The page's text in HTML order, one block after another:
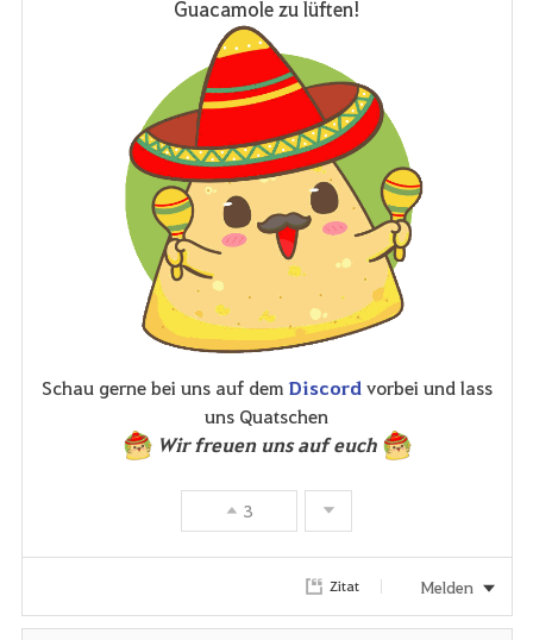
e
n
Guacamole zu lüften!
Schau gerne bei uns auf demDiscord vorbei und lass
uns Quatschen
Wir freuen uns auf euch
3
Zitat Melden